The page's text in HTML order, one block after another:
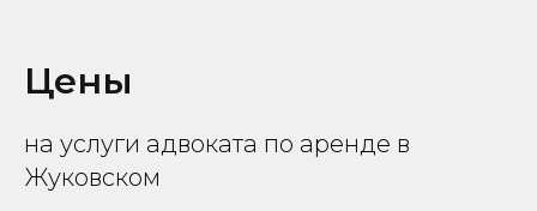
Цены
на услуги адвоката по аренде в
Жуковском